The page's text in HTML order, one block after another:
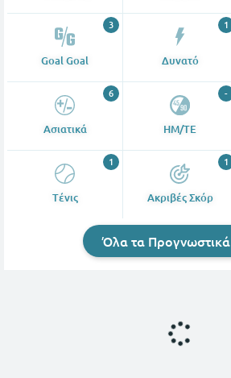
Goal Goal
3
Δυνατό
1
Ασιατικά
6
ΗΜ/ΤΕ
-
Tένις
1
Ακριβές Σκόρ
1
Όλα τα Προγνωστικά